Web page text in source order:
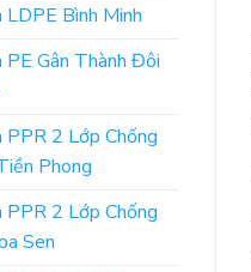
LDPE Bình Minh
PE Gân Thành Đôi
PPR 2 Lớp Chống
Phong
PPR 2 Lớp Chống
Sen